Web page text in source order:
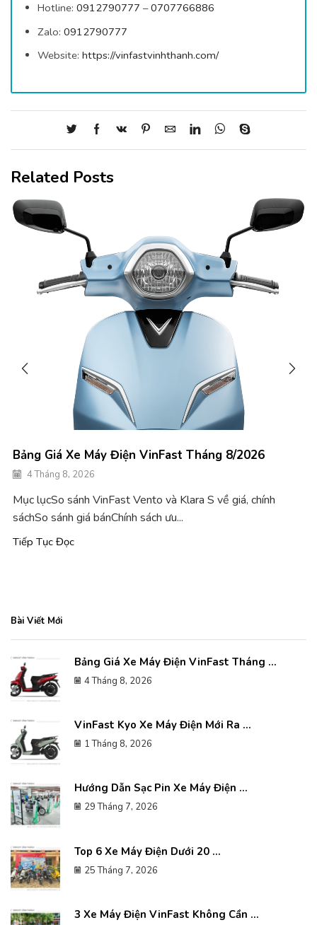
Hotline: 0912790777 –0707766886
Zalo: 0912790777
Website: https://vinfastvinhthanh.com/
Related Posts
Bảng Giá Xe Máy Điện VinFast Tháng 8/2026
4 Tháng 8, 2026
Mục lụcSo sánh VinFast Vento và Klara S về giá, chính
sáchSo sánh giá bánChính sách ưu...
Tiếp Tục Đọc
Bài Viết Mới
Bảng Giá Xe Máy Điện VinFast Tháng ...
4 Tháng 8, 2026
VinFast Kyo Xe Máy Điện Mới Ra ...
1 Tháng 8, 2026
Hướng Dẫn Sạc Pin Xe Máy Điện ...
29 Tháng 7, 2026
Top 6 Xe Máy Điện Dưới 20 ...
25 Tháng 7, 2026
3 Xe Máy Điện VinFast Không Cần ...